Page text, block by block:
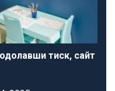
тиск, сайт